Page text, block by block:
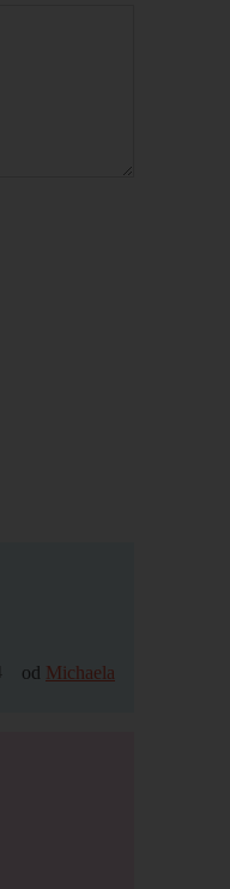
od Michaela